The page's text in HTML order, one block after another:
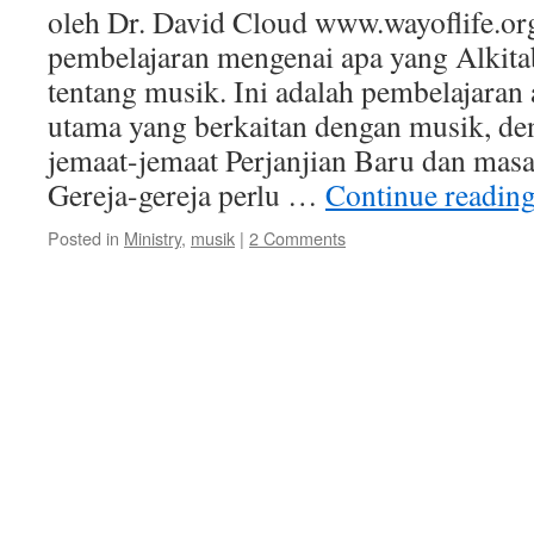
oleh Dr. David Cloud
pembelajaran mengenai apa yang
tentang musik. Ini adalah pembelajaran
utama yang berkaitan dengan musik,
jemaat-jemaat Perjanjian Baru dan
Gereja-gereja perlu … Continue
Posted in Ministry, musik | 2 Comments